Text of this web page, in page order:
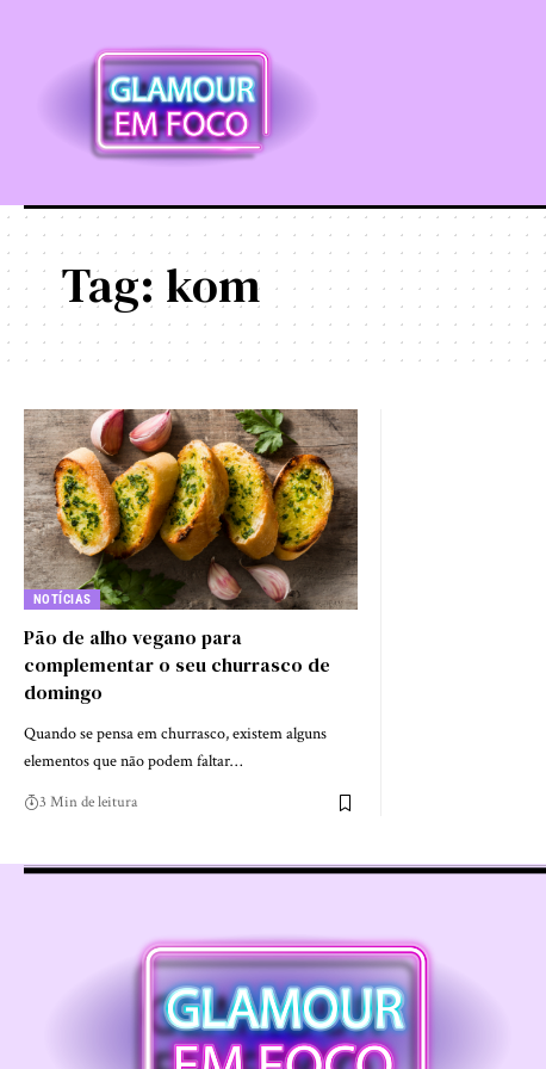
Tag: kom
NOTÍCIAS
Pão de alho vegano para
complementar o seu churrasco de
domingo
Quando se pensa em churrasco, existem alguns
elementos que não podem faltar…
3 Min de leitura